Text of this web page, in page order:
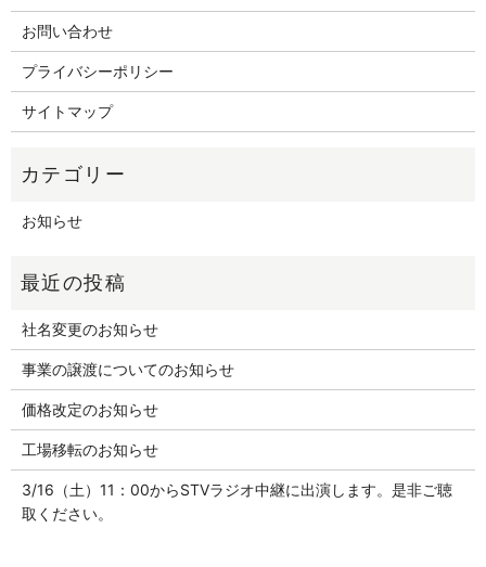
お問い合わせ
プライバシーポリシー
サイトマップ
お知らせ
社名変更のお知らせ
事業の譲渡についてのお知らせ
価格改定のお知らせ
工場移転のお知らせ
3/16（土）11：00からSTVラジオ中継に出演します。是非ご聴
取ください。